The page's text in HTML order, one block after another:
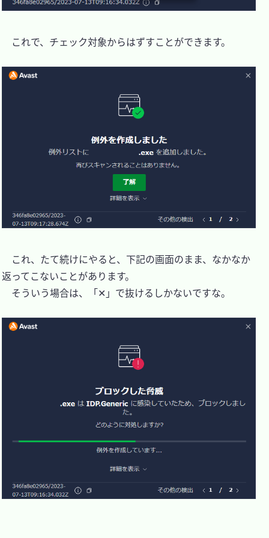
これで、チェック対象からはずすことができます。
これ、たて続けにやると、下記の画面のまま、なかなか
返ってこないことがあります。
そういう場合は、「✕」で抜けるしかないですな。